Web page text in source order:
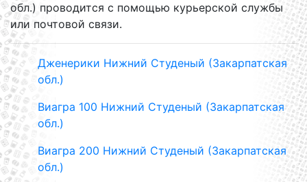
обл.) проводится с помощью курьерской службы
или почтовой связи.
Дженерики Нижний Студеный (Закарпатская
обл.)
Виагра 100 Нижний Студеный (Закарпатская
обл.)
Виагра 200 Нижний Студеный (Закарпатская
обл.)